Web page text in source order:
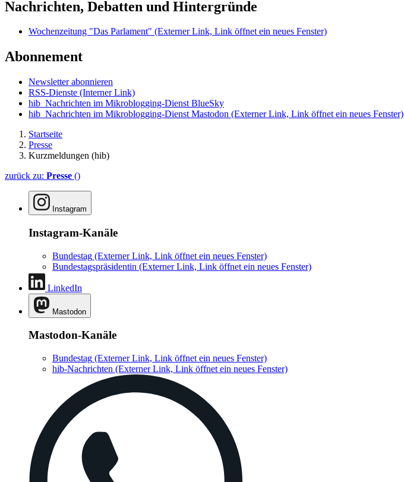
Nachrichten, Debatten und Hintergründe
Wochenzeitung "Das Parlament" (Externer Link, Link öffnet ein neues Fenster)
Abonnement
Newsletter abonnieren
RSS-Dienste (Interner Link)
hib_Nachrichten im Mikroblogging-Dienst BlueSky
hib_Nachrichten im Mikroblogging-Dienst Mastodon (Externer Link, Link öffnet ein neues Fenster)
Startseite
Presse
Kurzmeldungen (hib)
zurück zu: Presse ()
Instagram
Instagram-Kanäle
Bundestag (Externer Link, Link öffnet ein neues Fenster)
Bundestagspräsidentin (Externer Link, Link öffnet ein neues Fenster)
LinkedIn
Mastodon
Mastodon-Kanäle
Bundestag (Externer Link, Link öffnet ein neues Fenster)
hib-Nachrichten (Externer Link, Link öffnet ein neues Fenster)